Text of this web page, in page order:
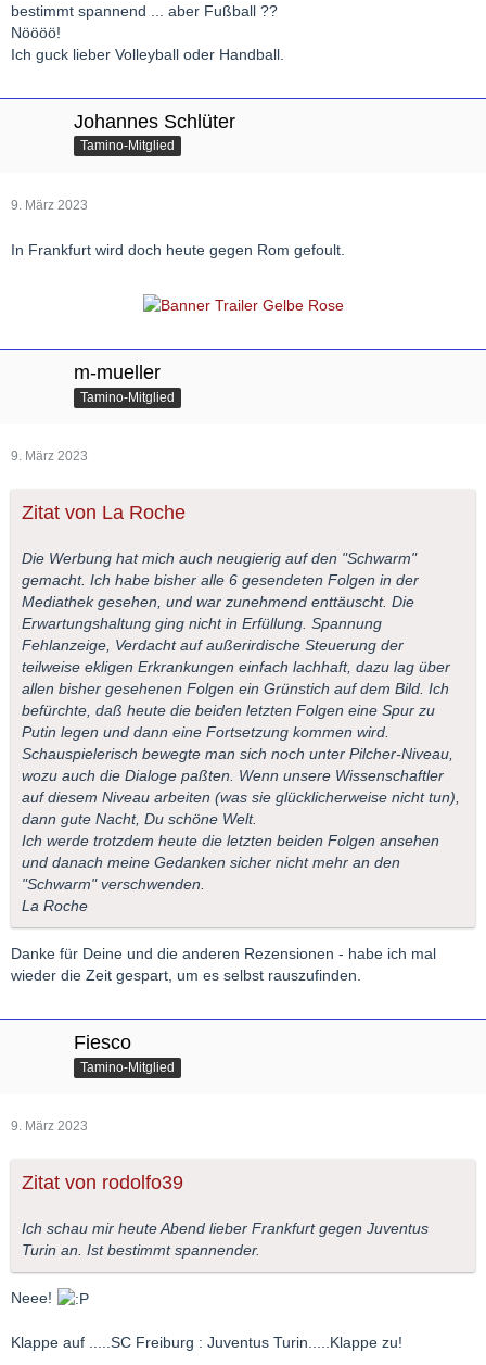
bestimmt spannend ... aber Fußball ??
Nöööö!
Ich guck lieber Volleyball oder Handball.
Johannes Schlüter
Tamino-Mitglied
9. März 2023
In Frankfurt wird doch heute gegen Rom gefoult.
m-mueller
Tamino-Mitglied
9. März 2023
Zitat von La Roche
Die Werbung hat mich auch neugierig auf den "Schwarm"
gemacht. Ich habe bisher alle 6 gesendeten Folgen in der
Mediathek gesehen, und war zunehmend enttäuscht. Die
Erwartungshaltung ging nicht in Erfüllung. Spannung
Fehlanzeige, Verdacht auf außerirdische Steuerung der
teilweise ekligen Erkrankungen einfach lachhaft, dazu lag über
allen bisher gesehenen Folgen ein Grünstich auf dem Bild. Ich
befürchte, daß heute die beiden letzten Folgen eine Spur zu
Putin legen und dann eine Fortsetzung kommen wird.
Schauspielerisch bewegte man sich noch unter Pilcher-Niveau,
wozu auch die Dialoge paßten. Wenn unsere Wissenschaftler
auf diesem Niveau arbeiten (was sie glücklicherweise nicht tun),
dann gute Nacht, Du schöne Welt.
Ich werde trotzdem heute die letzten beiden Folgen ansehen
und danach meine Gedanken sicher nicht mehr an den
"Schwarm" verschwenden.
La Roche
Danke für Deine und die anderen Rezensionen - habe ich mal
wieder die Zeit gespart, um es selbst rauszufinden.
Fiesco
Tamino-Mitglied
9. März 2023
Zitat von rodolfo39
Ich schau mir heute Abend lieber Frankfurt gegen Juventus
Turin an. Ist bestimmt spannender.
Neee!
Klappe auf .....SC Freiburg : Juventus Turin.....Klappe zu!